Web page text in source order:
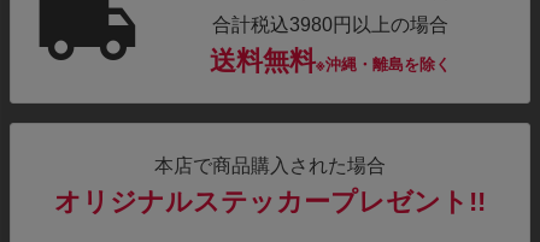
合計税込3980円以上の場合
送料無料※沖縄・離島を除く
本店で商品購入された場合
オリジナルステッカープレゼント!!